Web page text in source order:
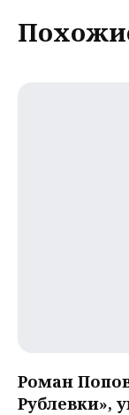
Роман
Рублевки»,